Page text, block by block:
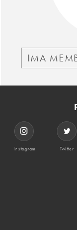
IMA
Instagram Twitter